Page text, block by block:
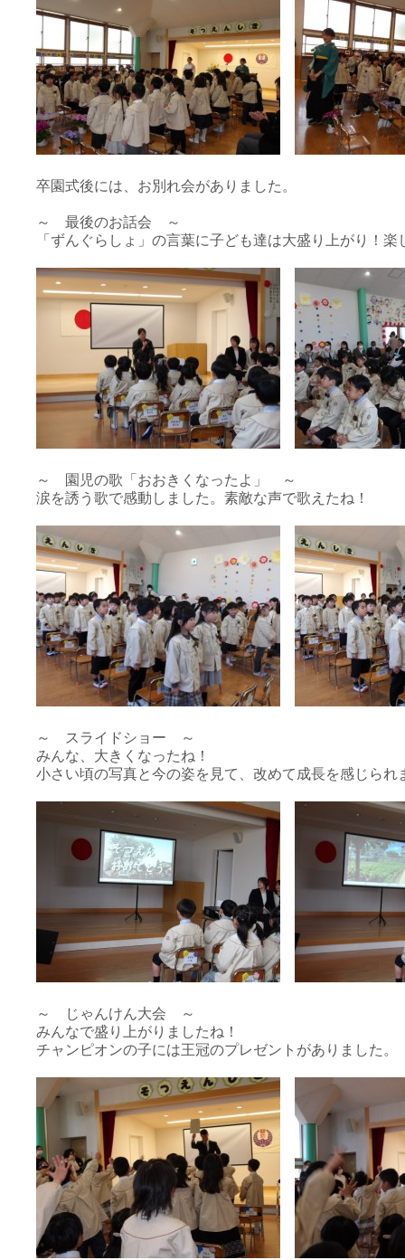
卒園式後には、お別れ会がありました。
～ 最後のお話会 ～
「ずんぐらしょ」の言葉に子ども達は大盛り上がり！
～ 園児の歌「おおきくなったよ」 ～
涙を誘う歌で感動しました。素敵な声で歌えたね！
～ スライドショー ～
みんな、大きくなったね！
小さい頃の写真と今の姿を見て、改めて成長を感じられ
～ じゃんけん大会 ～
みんなで盛り上がりましたね！
チャンピオンの子には王冠のプレゼントがありました。